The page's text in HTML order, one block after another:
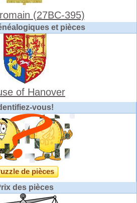
(27BC-395)
et pièces
of Hanover
vous!
de pièces
des pièces